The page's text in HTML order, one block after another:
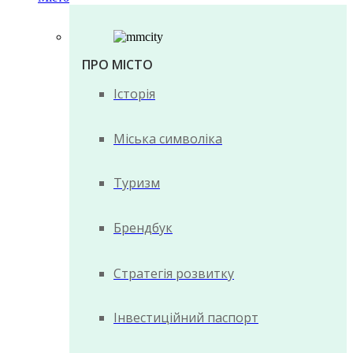
ПРО МІСТО
Історія
Міська символіка
Туризм
Брендбук
Стратегія розвитку
Інвестиційний паспорт